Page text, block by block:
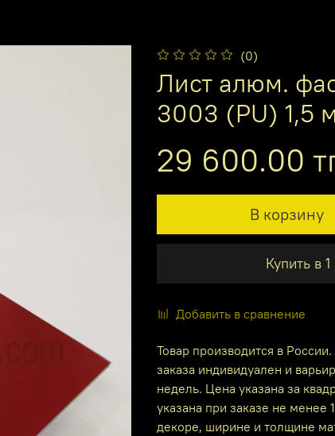
(0)
Лист алюм.
3003 (PU) 1,5
29 600.00
В корзину
Купить в
Добавить в сравнение
Товар производится в
заказа индивидуален и
недель. Цена указана за
указана при заказе не менее
декоре, ширине и толщине